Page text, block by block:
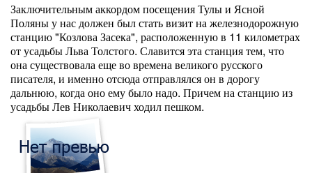
Заключительным аккордом посещения Тулы и Ясной
Поляны у нас должен был стать визит на железнодорожную
станцию "Козлова Засека", расположенную в 11 километрах
от усадьбы Льва Толстого. Славится эта станция тем, что
она существовала еще во времена великого русского
писателя, и именно отсюда отправлялся он в дорогу
дальнюю, когда оно ему было надо. Причем на станцию из
усадьбы Лев Николаевич ходил пешком.